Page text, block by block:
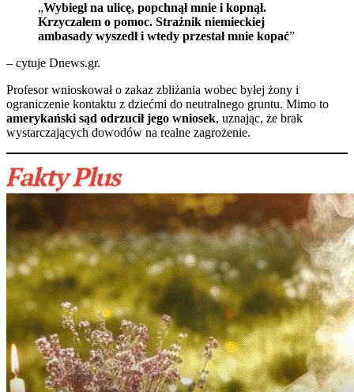
„Wybiegł na ulicę, popchnął mnie i kopnął.
Krzyczałem o pomoc. Strażnik niemieckiej
ambasady wyszedł i wtedy przestał mnie kopać”
– cytuje Dnews.gr.
Profesor wnioskował o zakaz zbliżania wobec byłej żony i
ograniczenie kontaktu z dziećmi do neutralnego gruntu. Mimo to
amerykański sąd odrzucił jego wniosek, uznając, że brak
wystarczających dowodów na realne zagrożenie.